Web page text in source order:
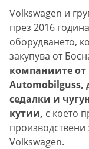
Volkswagen и
през 2016
оборудването,
закупува от
компаниите от
Automobilguss,
седалки и
кутии, с което
производствени
Volkswagen.